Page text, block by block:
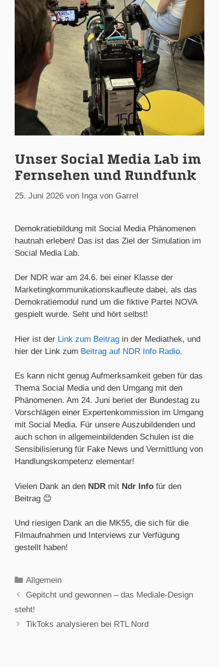
Unser Social Media Lab im
Fernsehen und Rundfunk
25. Juni 2026 von Inga von Garrel
Demokratiebildung mit Social Media Phänomenen
hautnah erleben! Das ist das Ziel der Simulation im
Social Media Lab.
Der NDR war am 24.6. bei einer Klasse der
Marketingkommunikationskaufleute dabei, als das
Demokratiemodul rund um die fiktive Partei NOVA
gespielt wurde. Seht und hört selbst!
Hier ist der Link zum Beitrag in der Mediathek, und
hier der Link zum Beitrag auf NDR Info Radio.
Es kann nicht genug Aufmerksamkeit geben für das
Thema Social Media und den Umgang mit den
Phänomenen. Am 24. Juni beriet der Bundestag zu
Vorschlägen einer Expertenkommission im Umgang
mit Social Media. Für unsere Auszubildenden und
auch schon in allgemeinbildenden Schulen ist die
Sensibilisierung für Fake News und Vermittlung von
Handlungskompetenz elementar!
Vielen Dank an den NDR mit Ndr Info für den
Beitrag 😊
Und riesigen Dank an die MK55, die sich für die
Filmaufnahmen und Interviews zur Verfügung
gestellt haben!
Allgemein
Gepitcht und gewonnen – das Mediale-Design
steht!
TikToks analysieren bei RTL Nord